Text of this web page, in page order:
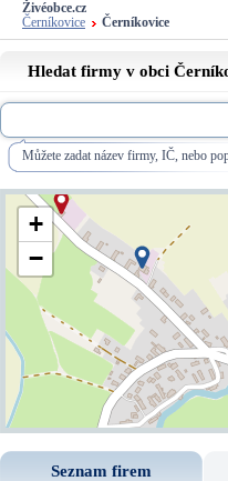
Živéobce.cz
Černíkovice
Černíkovice
Hledat firmy v obci
Můžete zadat název firmy, IČ, nebo
+
−
Seznam firem